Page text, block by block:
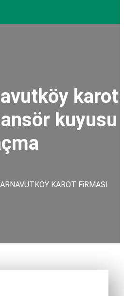
karot
kuyusu
ARNAVUTKÖY KAROT FiRMASI